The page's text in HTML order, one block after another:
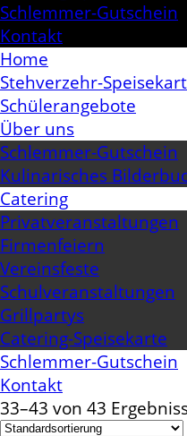
Schlemmer-Gutschein
Kontakt
Home
Stehverzehr-
Schülerangebote
Über uns
Schlemmer-Gutschein
Kulinarisches
Catering
Privatveranstaltungen
Firmenfeiern
Vereinsfeste
Schulveranstaltungen
Grillpartys
Catering-Speisekarte
Schlemmer-Gutschein
Kontakt
33–43 von 43